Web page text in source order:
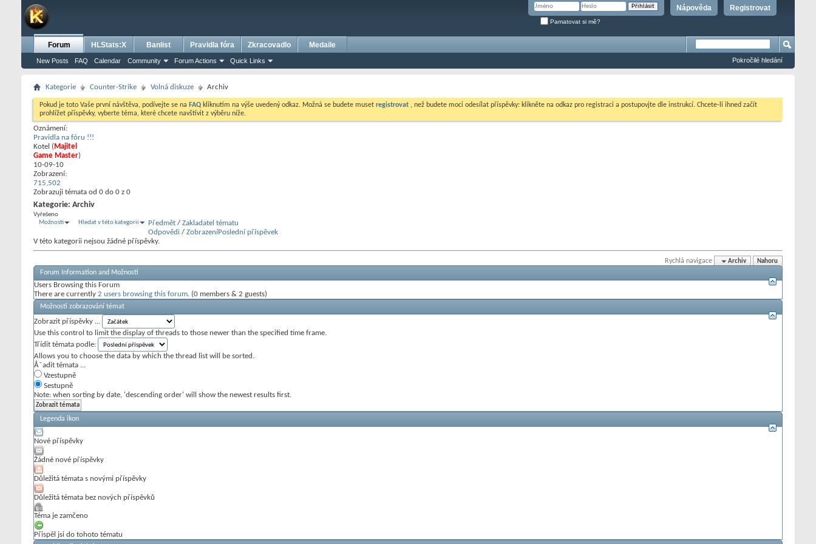
Registrovat
Nápověda
Pamatovat si mě?
Forum
New Posts FAQ Calendar Community Forum Actions Quick Links
HLStats:X Banlist Pravidla fóra Zkracovadlo Medaile
Pokročilé hledání
Kategorie Counter-Strike Volná diskuze Archiv
Pokud je toto Vaše první návštěva, podívejte se na FAQ kliknutím na výše uvedený odkaz. Možná se budete muset registrovat , než budete moci odesílat příspěvky: klikněte na odkaz pro registraci a postupovjte dle instrukcí. Chcete-li ihned začít
prohlížet příspěvky, vyberte téma, které chcete navštívit z výběru níže.
Oznámení:
Pravidla na fóru !!!
Kotel ‎( Majitel
Game Master)
10-09-10
Zobrazení:
715,502
Zobrazuji témata od 0 do 0 z 0
Kategorie: Archiv
Vyřešeno
Možnosti
Hledat v této kategorii Předmět / Zakladatel tématu
Odpovědi / ZobrazeníPoslední příspěvek
V této kategorii nejsou žádné příspěvky.
Rychlá navigace Archiv Nahoru
Forum Information and Možnosti
Users Browsing this Forum
There are currently 2 users browsing this forum. (0 members & 2 guests)
Možnosti zobrazování témat
Zobrazit příspěvky ...
Use this control to limit the display of threads to those newer than the specified time frame.
Třídit témata podle:
Allows you to choose the data by which the thread list will be sorted.
Å˜adit témata ...
Vzestupně
Sestupně
Note: when sorting by date, 'descending order' will show the newest results first.
Legenda ikon
Nové příspěvky
Žádné nové příspěvky
Důležitá témata s novými příspěvky
Důležitá témata bez nových příspěvků
Téma je zamčeno
Přispěl jsi do tohoto tématu